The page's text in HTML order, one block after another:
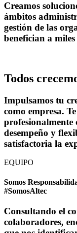
Creamos
ámbitos
gestión de las
benefician a
Todos
Impulsamos tu
como empresa.
desempeño y
satisfactoria la
EQUIPO
Somos
#SomosAltec
Consultando el
colaboradores,